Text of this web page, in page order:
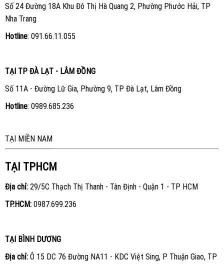
Số 24 Đường 18A Khu Đô Thị Hà Quang 2, Phường Phước Hải, TP
Nha Trang
Hotline: 091.66.11.055
TẠI TP ĐÀ LẠT - LÂM ĐỒNG
Số 11A - Đường Lữ Gia, Phường 9, TP Đà Lạt, Lâm Đồng
Hotline: 0989.685.236
TẠI MIỀN NAM
TẠI TPHCM
Địa chỉ:29/5C Thạch Thị Thanh - Tân Định - Quận 1 - TP HCM
TP.HCM: 0987.699.236
TẠI BÌNH DƯƠNG
Địa chỉ:Ô 15 DC 76 Đường NA11 - KDC Việt Sing, P Thuận Giao, TP